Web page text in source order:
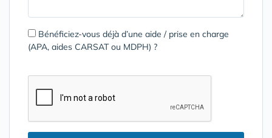
Bénéficiez-vous déjà d’une aide / prise en charge
(APA, aides CARSAT ou MDPH) ?